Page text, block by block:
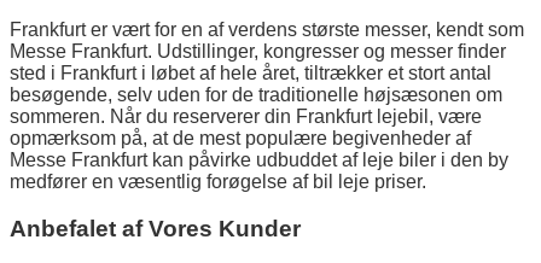
Frankfurt er vært for en af verdens største messer, kendt som
Messe Frankfurt. Udstillinger, kongresser og messer finder
sted i Frankfurt i løbet af hele året, tiltrækker et stort antal
besøgende, selv uden for de traditionelle højsæsonen om
sommeren. Når du reserverer din Frankfurt lejebil, være
opmærksom på, at de mest populære begivenheder af
Messe Frankfurt kan påvirke udbuddet af leje biler i den by
medfører en væsentlig forøgelse af bil leje priser.
Anbefalet af Vores Kunder